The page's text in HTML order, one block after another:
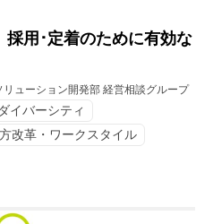
用･定着のために有効な
ューション開発部 経営相談グループ
ダイバーシティ
改革・ワークスタイル